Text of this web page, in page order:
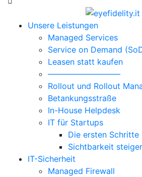
Unsere Leistungen
Managed Services
Service on Demand
Leasen statt kaufen
—————————
Rollout und Rollout
Betankungsstraße
In-House Helpdesk
IT für Startups
Die ersten Schritte
Sichtbarkeit
IT-Sicherheit
Managed Firewall